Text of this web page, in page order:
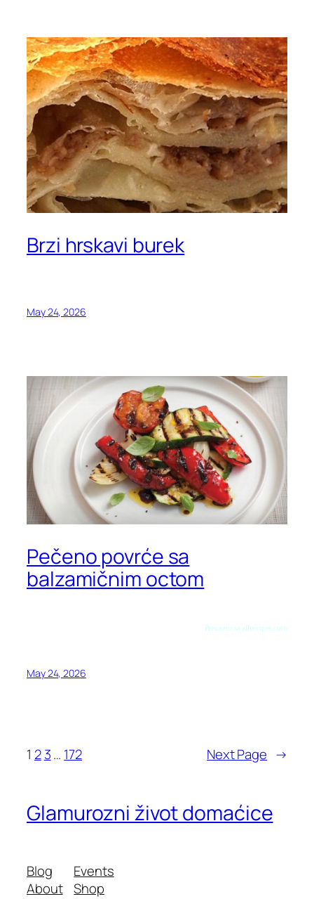
Brzi hrskavi burek
May 24, 2026
Pečeno povrće sa
balzamičnim octom
Preuzeto sa allrecipes.com
May 24, 2026
1 2 3… 172 Next Page →
Glamurozni život domaćice
Blog
About
Events
Shop